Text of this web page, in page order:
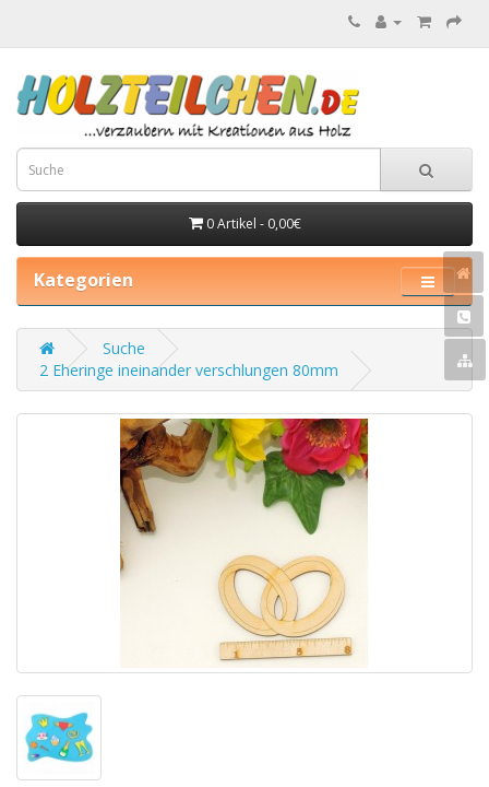
0 Artikel - 0,00€
Kategorien
Suche
2 Eheringe ineinander verschlungen 80mm